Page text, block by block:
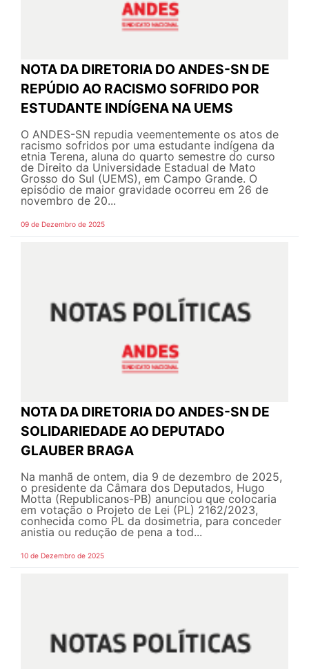
NOTA DA DIRETORIA DO ANDES-SN DE
REPÚDIO AO RACISMO SOFRIDO POR
ESTUDANTE INDÍGENA NA UEMS
O ANDES-SN repudia veementemente os atos de
racismo sofridos por uma estudante indígena da
etnia Terena, aluna do quarto semestre do curso
de Direito da Universidade Estadual de Mato
Grosso do Sul (UEMS), em Campo Grande. O
episódio de maior gravidade ocorreu em 26 de
novembro de 20...
09 de Dezembro de 2025
NOTA DA DIRETORIA DO ANDES-SN DE
SOLIDARIEDADE AO DEPUTADO
GLAUBER BRAGA
Na manhã de ontem, dia 9 de dezembro de 2025,
o presidente da Câmara dos Deputados, Hugo
Motta (Republicanos-PB) anunciou que colocaria
em votação o Projeto de Lei (PL) 2162/2023,
conhecida como PL da dosimetria, para conceder
anistia ou redução de pena a tod...
10 de Dezembro de 2025